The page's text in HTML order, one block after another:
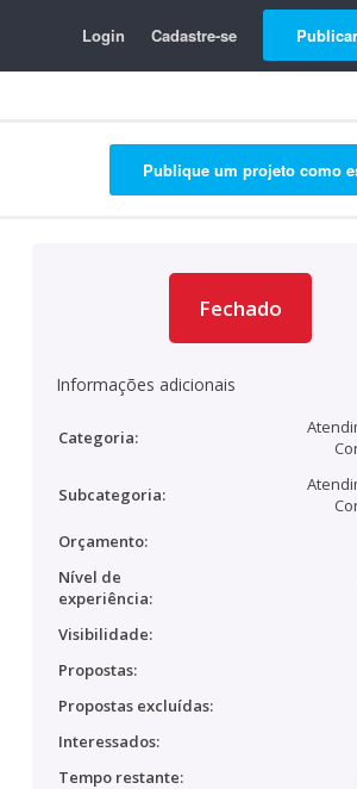
Login Cadastre-se
Publique um projeto como
Fechado
Informações adicionais
Categoria:
Subcategoria:
Orçamento:
Nível de
experiência:
Visibilidade:
Propostas:
Propostas excluídas:
Interessados:
Tempo restante: